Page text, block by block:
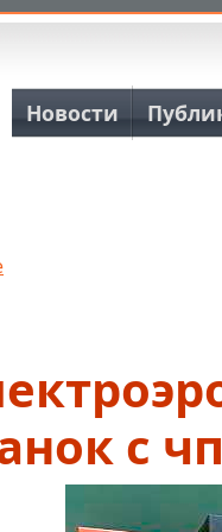
Основная
Новости
с